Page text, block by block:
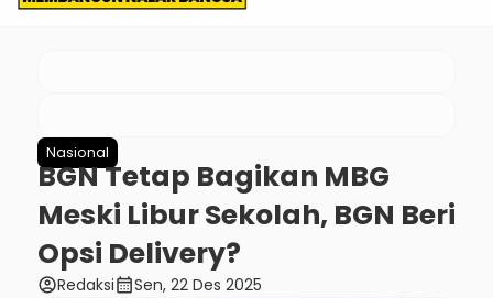
Nasional
BGN Tetap Bagikan MBG
Meski Libur Sekolah, BGN Beri
Opsi Delivery?
account_circleRedaksicalendar_monthSen, 22 Des 2025